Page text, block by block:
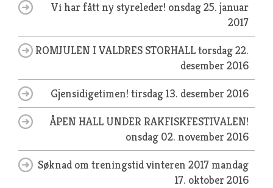
Vi har fått ny styreleder! onsdag 25. januar
2017
ROMJULEN I VALDRES STORHALLtorsdag 22.
desember 2016
Gjensidigetimen! tirsdag 13. desember 2016
ÅPEN HALL UNDER RAKFISKFESTIVALEN!
onsdag 02. november 2016
Søknad om treningstid vinteren 2017 mandag
17. oktober 2016